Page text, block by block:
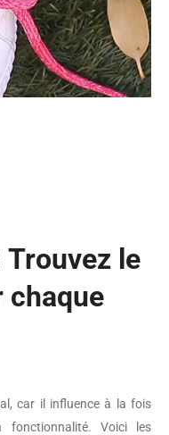
le
chaque
car il influence à la fois
fonctionnalité. Voici les